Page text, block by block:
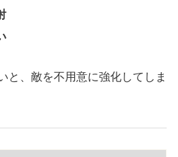
と、敵を不用意に強化してしま